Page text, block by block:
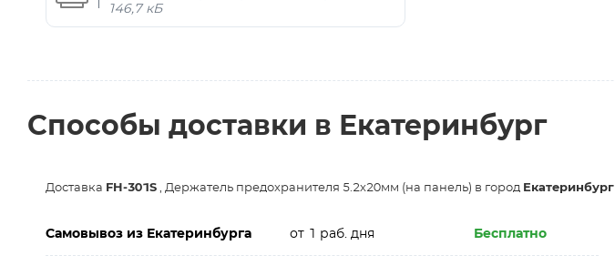
146,7 кБ
Способы доставки в Екатеринбург
Доставка FH-301S , Держатель предохранителя 5.2х20мм (на панель) в город Екатеринбург
Самовывоз из Екатеринбурга от 1 раб. дня Бесплатно